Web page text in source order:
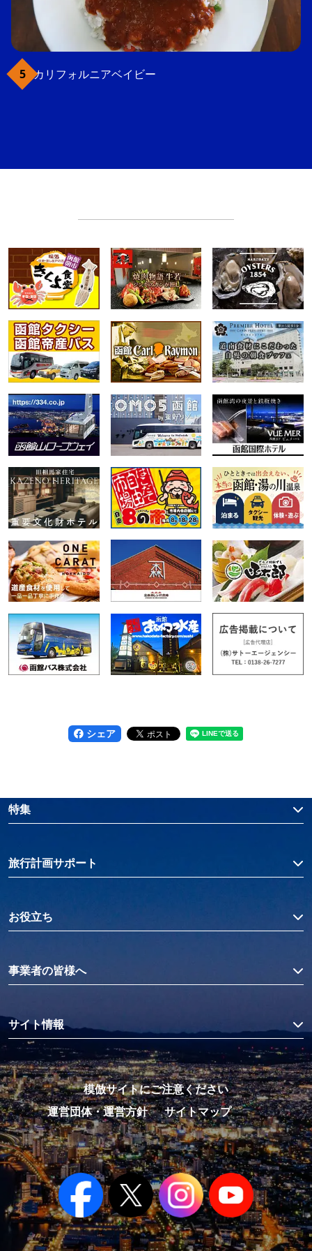
カリフォルニアベイビー
シェア
特集
旅行計画サポート
お役立ち
事業者の皆様へ
サイト情報
模倣サイトにご注意ください
運営団体・運営方針
サイトマップ